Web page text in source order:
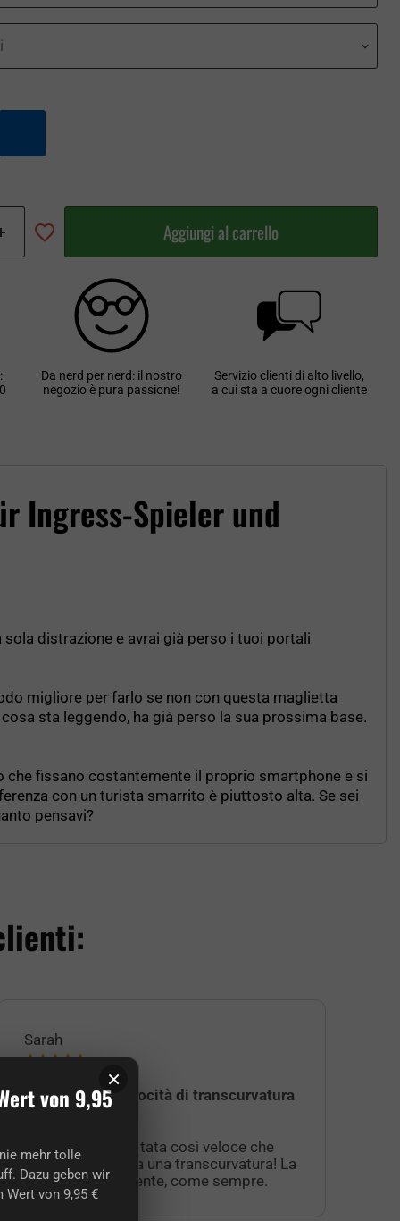
Aggiungi al carrello
Da nerd per nerd: il nostro
negozio è pura passione!
Servizio clienti di alto livello,
a cui sta a cuore ogni cliente
Ingress-Spieler und
distrazione e avrai già perso i tuoi portali
migliore per farlo se non con questa maglietta
sta leggendo, ha già perso la sua prossima base.
fissano costantemente il proprio smartphone e si
con un turista smarrito è piuttosto alta. Se sei
pensavi?
Sarah
Spedizione a velocità di transcurvatura
La spedizione è stata così veloce che
deve essere stata una transcurvatura! La
merce era eccellente, come sempre.
×
von 9,95
mehr tolle
Dazu geben wir
von 9,95 €